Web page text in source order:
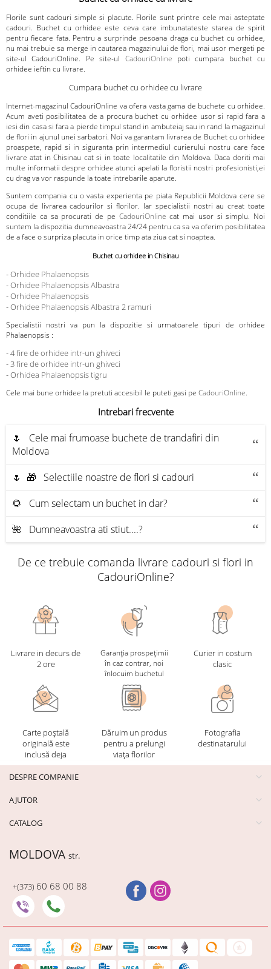
Florile sunt cadouri simple si placute. Florile sunt printre cele mai asteptate
cadouri. Buchet cu orhidee este ceva care imbunatateste starea de spirit
pentru fiecare fata. Pentru a surprinde pesoana draga cu buchet cu orhidee,
nu mai trebuie sa merge in cautarea magazinului de flori, mai usor mergeti pe
site-ul CadouriOnline. Pe site-ul CadouriOnline poti cumpara buchet cu
orhidee ieftin cu livrare.
Cumpara buchet cu orhidee cu livrare
Internet-magazinul CadouriOnline va ofera vasta gama de buchete cu orhidee.
Acum aveti posibilitatea de a procura buchet cu orhidee usor si rapid fara a
iesi din casa si fara a pierde timpul stand in ambuteiaj sau in rand la magazinul
de flori in ajunul unei sarbatori. Noi va garantam livrarea de Buchet cu orhidee
proaspete, rapid si in siguranta prin intermediul curierului nostru care face
livrare atat in Chisinau cat si in toate localitatile din Moldova. Daca doriti mai
multe informatii despre orhidee atunci apelati la floristii nostri profesionisti,ei
cu drag va vor raspunde la toate intrebarile aparute.
Suntem compania cu o vasta experienta pe piata Republicii Moldova cere se
ocupa de livrarea cadourilor si florilor. Iar specialistii nostri au creat toate
conditiile ca sa procurati de pe CadouriOnline cat mai usor si simplu. Noi
suntem la dispozitia dumneavoastra 24/24 pentru ca sa va oferim posibilitatea
de a face o surpriza placuta in orice timp ata ziua cat si noaptea.
Buchet cu orhidee in Chisinau
-Orhidee Phalaenopsis
-Orhidee Phalaenopsis Albastra
-Orhidee Phalaenopsis
-Orhidee Phalaenopsis Albastra 2 ramuri
Specialistii nostri va pun la dispozitie si urmatoarele tipuri de orhidee
Phalaenopsis :
-4 fire de orhidee intr-un ghiveci
-3 fire de orhidee intr-un ghiveci
-Orhidea Phalaenopsis tigru
Cele mai bune orhidee la pretuti accesibil le puteti gasi pe CadouriOnline.
Intrebari frecvente
🌷 Cele mai frumoase buchete de trandafiri din
Moldova
🌷 🎁 Selectiile noastre de flori si cadouri
🌻 Cum selectam un buchet in dar?
🌺 Dumneavoastra ati stiut....?
De ce trebuie comanda livrare cadouri si flori in
CadouriOnline?
Livrare in decurs de
2 ore
Garanția prospețimii
în caz contrar, noi
înlocuim buchetul
Curier in costum
clasic
Carte poștală
originală este
inclusă deja
Dăruim un produs
pentru a prelungi
viața florilor
Fotografia
destinatarului
DESPRE COMPANIE
AJUTOR
CATALOG
MOLDOVA str.
+(373) 60 68 00 88